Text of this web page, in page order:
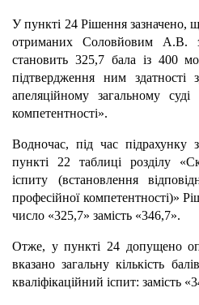
У пункті 24 Рішення зазначено,
отриманих Соловйовим А.В.
становить 325,7 бала із 400
підтвердження ним здатності
апеляційному загальному суді
компетентності».
Водночас, під час підрахунку
пункті 22 таблиці розділу
іспиту (встановлення
професійної компетентності)»
число «325,7» замість «346,7».
Отже, у пункті 24 допущено
вказано загальну кількість
кваліфікаційний іспит: замість